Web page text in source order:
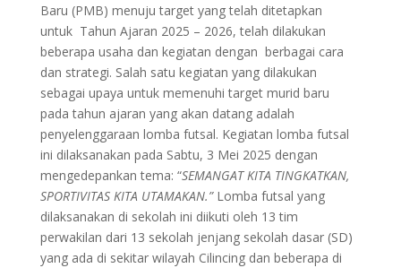
Baru (PMB) menuju target yang telah ditetapkan
untuk Tahun Ajaran 2025 – 2026, telah dilakukan
beberapa usaha dan kegiatan dengan berbagai cara
dan strategi. Salah satu kegiatan yang dilakukan
sebagai upaya untuk memenuhi target murid baru
pada tahun ajaran yang akan datang adalah
penyelenggaraan lomba futsal. Kegiatan lomba futsal
ini dilaksanakan pada Sabtu, 3 Mei 2025 dengan
mengedepankan tema: “SEMANGAT KITA TINGKATKAN,
SPORTIVITAS KITA UTAMAKAN.” Lomba futsal yang
dilaksanakan di sekolah ini diikuti oleh 13 tim
perwakilan dari 13 sekolah jenjang sekolah dasar (SD)
yang ada di sekitar wilayah Cilincing dan beberapa di